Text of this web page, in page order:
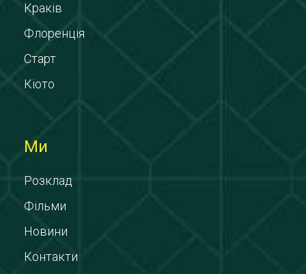
Краків
Флоренція
Старт
Кіото
Ми
Розклад
Фільми
Новини
Контакти